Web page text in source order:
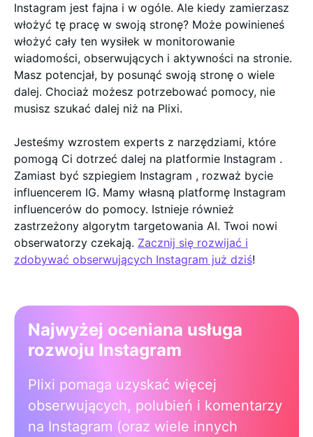
Instagram jest fajna i w ogóle. Ale kiedy zamierzasz
włożyć tę pracę w swoją stronę? Może powinieneś
włożyć cały ten wysiłek w monitorowanie
wiadomości, obserwujących i aktywności na stronie.
Masz potencjał, by posunąć swoją stronę o wiele
dalej. Chociaż możesz potrzebować pomocy, nie
musisz szukać dalej niż na Plixi.
Jesteśmy wzrostem experts z narzędziami, które
pomogą Ci dotrzeć dalej na platformie Instagram .
Zamiast być szpiegiem Instagram , rozważ bycie
influencerem IG. Mamy własną platformę Instagram
influencerów do pomocy. Istnieje również
zastrzeżony algorytm targetowania AI. Twoi nowi
obserwatorzy czekają. Zacznij się rozwijać i
zdobywać obserwujących Instagram już dziś!
Najwyżej oceniana usługa
rozwoju Instagram
Plixi pomaga uzyskać więcej
obserwujących, polubień i komentarzy
na Instagram (oraz wiele innych